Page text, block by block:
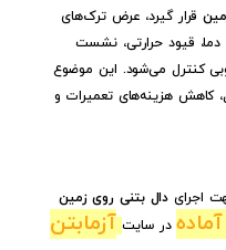
قرار گیرد، عرض ترک‌های
قیود حرارتی، نشست
کنترل می‌شود. این موضوع
کاهش هزینه‌های تعمیرات و
اجرای دال بتنی روی زمین
در سایت آزمابتن